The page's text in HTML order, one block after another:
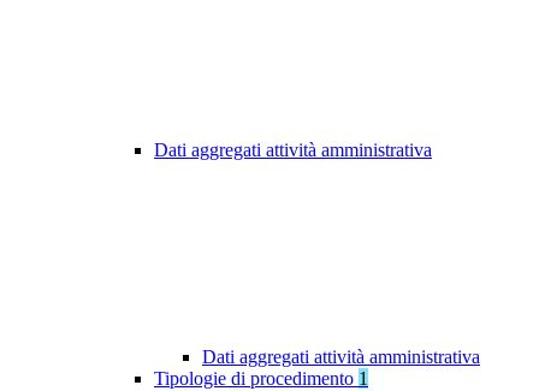
Dati aggregati attività amministrativa
Dati aggregati attività amministrativa
Tipologie di procedimento 1